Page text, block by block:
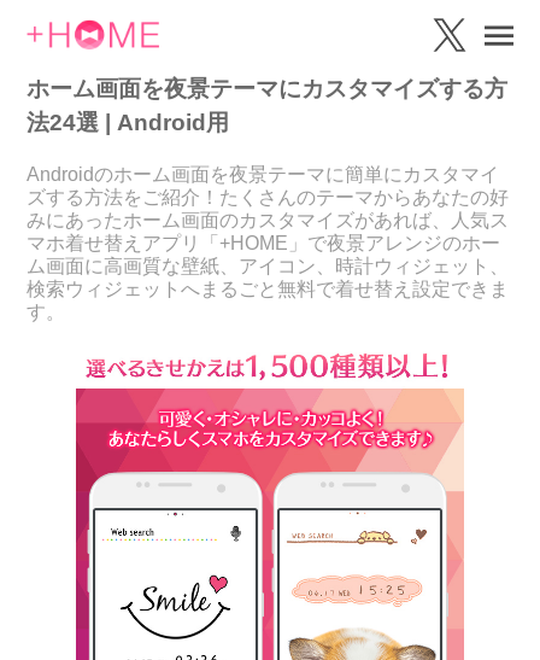
ホーム画面を夜景テーマにカスタマイズする方
法24選 | Android用
Androidのホーム画面を夜景テーマに簡単にカスタマイ
ズする方法をご紹介！たくさんのテーマからあなたの好
みにあったホーム画面のカスタマイズがあれば、人気ス
マホ着せ替えアプリ「+HOME」で夜景アレンジのホー
ム画面に高画質な壁紙、アイコン、時計ウィジェット、
検索ウィジェットへまるごと無料で着せ替え設定できま
す。